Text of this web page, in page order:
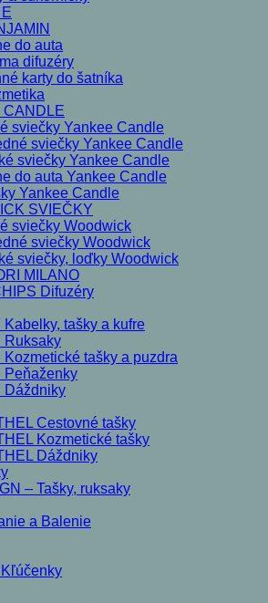
do auta
difuzéry
karty do šatníka
CANDLE
sviečky Yankee Candle
sviečky Yankee Candle
sviečky Yankee Candle
do auta Yankee Candle
Yankee Candle
SVIEČKY
sviečky Woodwick
sviečky Woodwick
sviečky, loďky Woodwick
MILANO
Difuzéry
tašky a kufre
Ruksaky
tašky a puzdra
Peňaženky
Dáždniky
Cestovné tašky
Kozmetické tašky
Dáždniky
– Tašky, ruksaky
a Balenie